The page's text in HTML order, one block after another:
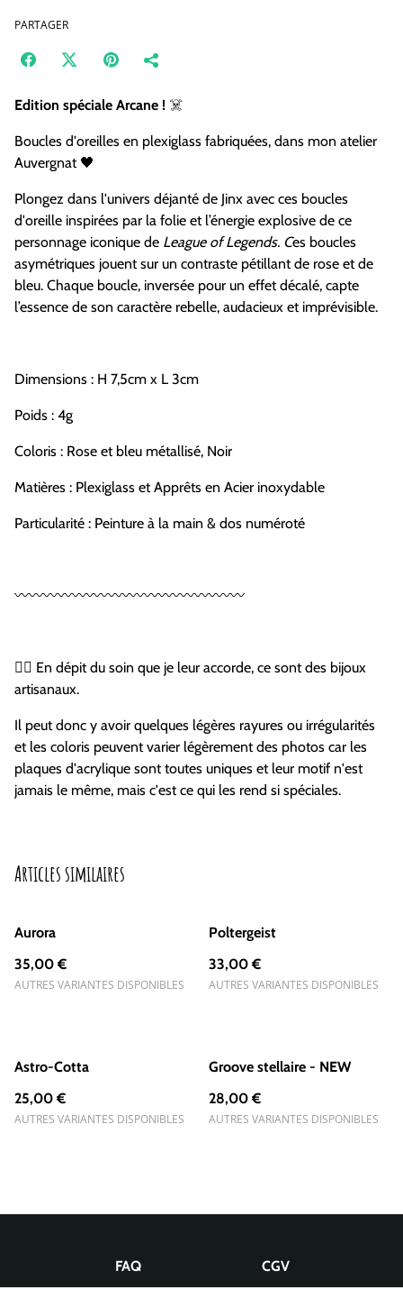
PARTAGER
Edition spéciale Arcane ! ☠️
Boucles d'oreilles en plexiglass fabriquées, dans mon atelier
Auvergnat 🖤
Plongez dans l'univers déjanté de Jinx avec ces boucles
d'oreille inspirées par la folie et l’énergie explosive de ce
personnage iconique de League of Legends. Ces boucles
asymétriques jouent sur un contraste pétillant de rose et de
bleu. Chaque boucle, inversée pour un effet décalé, capte
l’essence de son caractère rebelle, audacieux et imprévisible.
Dimensions : H 7,5cm x L 3cm
Poids : 4g
Coloris : Rose et bleu métallisé, Noir
Matières : Plexiglass et Apprêts en Acier inoxydable
Particularité : Peinture à la main & dos numéroté
〰️〰️〰️〰️〰️〰️〰️〰️〰️〰️〰️〰️〰️〰️〰️〰️
🏴‍☠️ En dépit du soin que je leur accorde, ce sont des bijoux
artisanaux.
Il peut donc y avoir quelques légères rayures ou irrégularités
et les coloris peuvent varier légèrement des photos car les
plaques d'acrylique sont toutes uniques et leur motif n'est
jamais le même, mais c'est ce qui les rend si spéciales.
Articles similaires
Aurora
35,00 €
AUTRES VARIANTES DISPONIBLES
Poltergeist
33,00 €
AUTRES VARIANTES DISPONIBLES
Astro-Cotta
25,00 €
AUTRES VARIANTES DISPONIBLES
Groove stellaire - NEW
28,00 €
AUTRES VARIANTES DISPONIBLES
FAQ CGV